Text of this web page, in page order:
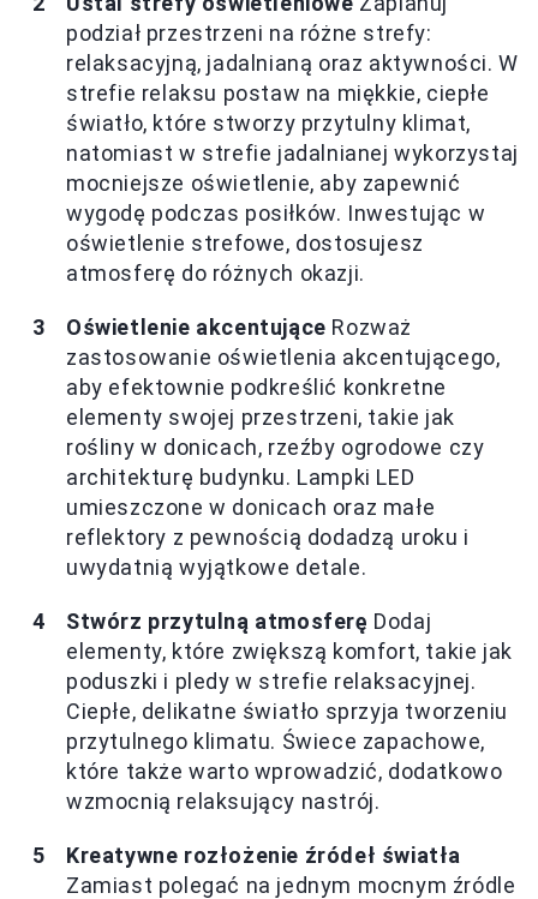
podział przestrzeni na różne strefy:
relaksacyjną, jadalnianą oraz aktywności. W
strefie relaksu postaw na miękkie, ciepłe
światło, które stworzy przytulny klimat,
natomiast w strefie jadalnianej wykorzystaj
mocniejsze oświetlenie, aby zapewnić
wygodę podczas posiłków. Inwestując w
oświetlenie strefowe, dostosujesz
atmosferę do różnych okazji.
Oświetlenie akcentujące Rozważ
zastosowanie oświetlenia akcentującego,
aby efektownie podkreślić konkretne
elementy swojej przestrzeni, takie jak
rośliny w donicach, rzeźby ogrodowe czy
architekturę budynku. Lampki LED
umieszczone w donicach oraz małe
reflektory z pewnością dodadzą uroku i
uwydatnią wyjątkowe detale.
Stwórz przytulną atmosferę Dodaj
elementy, które zwiększą komfort, takie jak
poduszki i pledy w strefie relaksacyjnej.
Ciepłe, delikatne światło sprzyja tworzeniu
przytulnego klimatu. Świece zapachowe,
które także warto wprowadzić, dodatkowo
wzmocnią relaksujący nastrój.
Kreatywne rozłożenie źródeł światła
Zamiast polegać na jednym mocnym źródle